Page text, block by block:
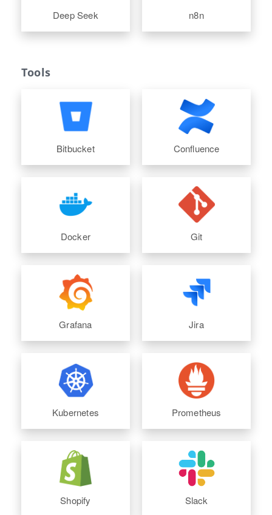
Deep Seek n8n
Tools
Bitbucket Confluence
Docker Git
Grafana Jira
Kubernetes Prometheus
Shopify Slack